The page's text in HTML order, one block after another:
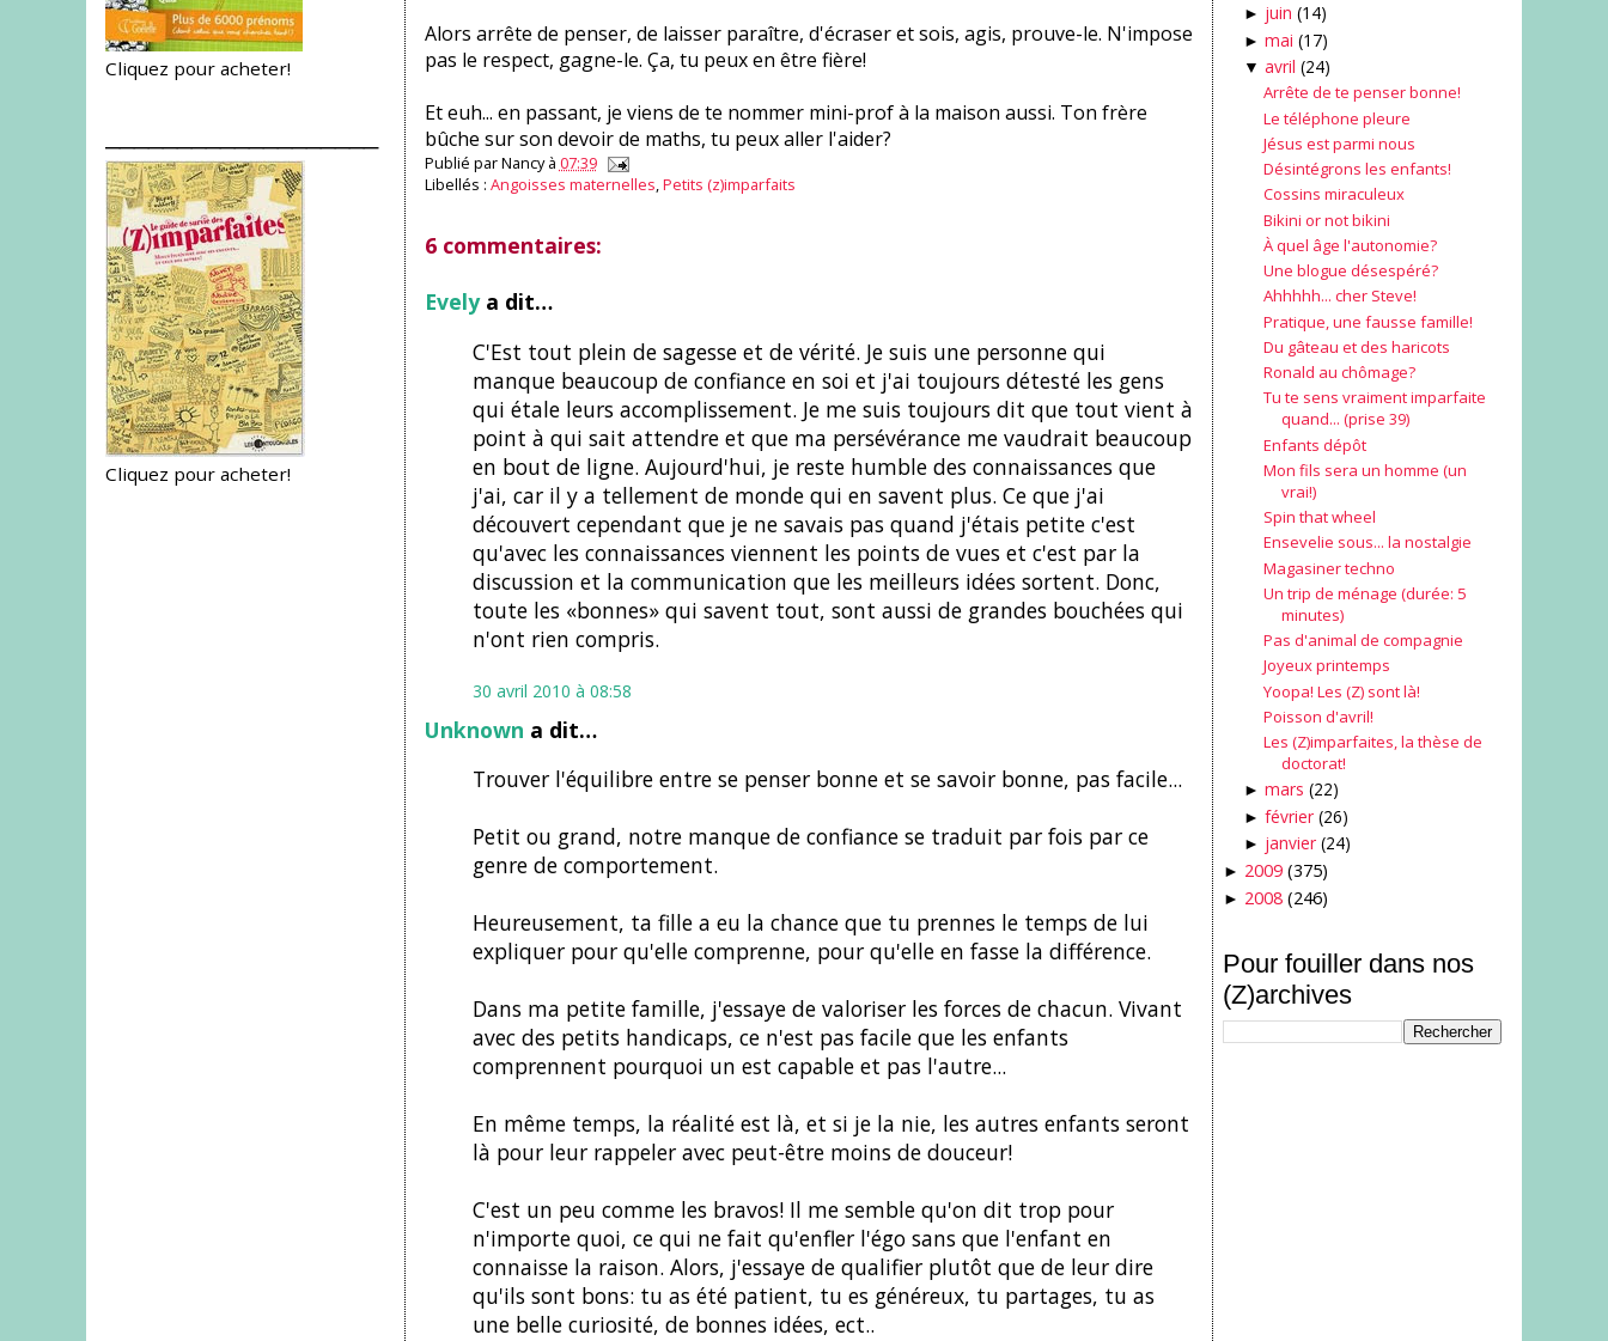
Cliquez pour acheter!
Cliquez pour acheter!
Alors arrête de penser, de laisser paraître, d'écraser et sois, agis, prouve-le. N'impose
pas le respect, gagne-le. Ça, tu peux en être fière!
Et euh... en passant, je viens de te nommer mini-prof à la maison aussi. Ton frère
bûche sur son devoir de maths, tu peux aller l'aider?
Publié parNancy à 07:39
Libellés : Angoisses maternelles,Petits (z)imparfaits
6 commentaires:
Evelya dit…
C'Est tout plein de sagesse et de vérité. Je suis une personne qui
manque beaucoup de confiance en soi et j'ai toujours détesté les gens
qui étale leurs accomplissement. Je me suis toujours dit que tout vient à
point à qui sait attendre et que ma persévérance me vaudrait beaucoup
en bout de ligne. Aujourd'hui, je reste humble des connaissances que
j'ai, car il y a tellement de monde qui en savent plus. Ce que j'ai
découvert cependant que je ne savais pas quand j'étais petite c'est
qu'avec les connaissances viennent les points de vues et c'est par la
discussion et la communication que les meilleurs idées sortent. Donc,
toute les «bonnes» qui savent tout, sont aussi de grandes bouchées qui
n'ont rien compris.
30 avril 2010 à 08:58
Unknown a dit…
Trouver l'équilibre entre se penser bonne et se savoir bonne, pas facile...
Petit ou grand, notre manque de confiance se traduit par fois par ce
genre de comportement.
Heureusement, ta fille a eu la chance que tu prennes le temps de lui
expliquer pour qu'elle comprenne, pour qu'elle en fasse la différence.
Dans ma petite famille, j'essaye de valoriser les forces de chacun. Vivant
avec des petits handicaps, ce n'est pas facile que les enfants
comprennent pourquoi un est capable et pas l'autre...
En même temps, la réalité est là, et si je la nie, les autres enfants seront
là pour leur rappeler avec peut-être moins de douceur!
C'est un peu comme les bravos! Il me semble qu'on dit trop pour
n'importe quoi, ce qui ne fait qu'enfler l'égo sans que l'enfant en
connaisse la raison. Alors, j'essaye de qualifier plutôt que de leur dire
qu'ils sont bons: tu as été patient, tu es généreux, tu partages, tu as
une belle curiosité, de bonnes idées, ect..
► juin (14)
► mai (17)
▼ avril (24)
Arrête de te penser bonne!
Le téléphone pleure
Jésus est parmi nous
Désintégrons les enfants!
Cossins miraculeux
Bikini or not bikini
À quel âge l'autonomie?
Une blogue désespéré?
Ahhhhh... cher Steve!
Pratique, une fausse famille!
Du gâteau et des haricots
Ronald au chômage?
Tu te sens vraiment imparfaite
quand... (prise 39)
Enfants dépôt
Mon fils sera un homme (un
vrai!)
Spin that wheel
Ensevelie sous... la nostalgie
Magasiner techno
Un trip de ménage (durée: 5
minutes)
Pas d'animal de compagnie
Joyeux printemps
Yoopa! Les (Z) sont là!
Poisson d'avril!
Les (Z)imparfaites, la thèse de
doctorat!
► mars (22)
► février (26)
► janvier (24)
► 2009 (375)
► 2008 (246)
Pour fouiller dans nos
(Z)archives